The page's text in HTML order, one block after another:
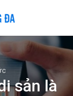
sản là